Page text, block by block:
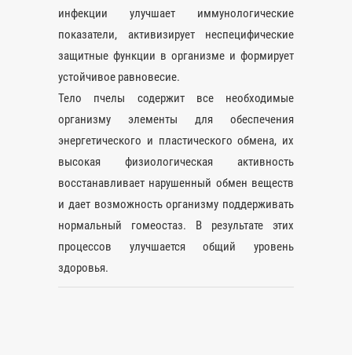
инфекции улучшает иммунологические
показатели, активизирует неспецифические
защитные функции в организме и формирует
устойчивое равновесие.
Тело пчелы содержит все необходимые
организму элементы для обеспечения
энергетического и пластического обмена, их
высокая физиологическая активность
восстанавливает нарушенный обмен веществ
и дает возможность организму поддерживать
нормальный гомеостаз. В результате этих
процессов улучшается общий уровень
здоровья.